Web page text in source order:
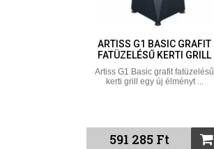
ARTISS G1 BASIC GRAFIT
FATÜZELÉSŰ KERTI GRILL
Artiss G1 Basic grafit fatüzelésű
kerti grill egy új élményt ...
591 285 Ft